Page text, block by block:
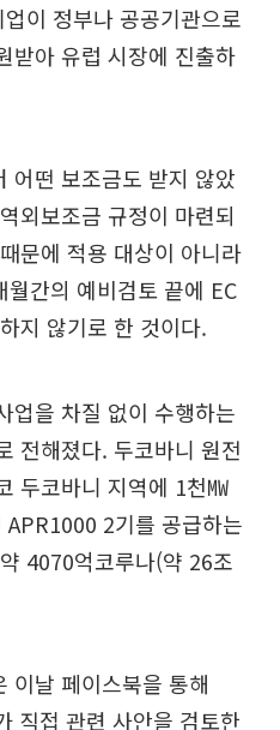
이 정부나 공공기관으로
받아 유럽 시장에 진출하
어떤 보조금도 받지 않았
외보조금 규정이 마련되
문에 적용 대상이 아니라
간의 예비검토 끝에 EC
지 않기로 한 것이다.
업을 차질 없이 수행하는
전해졌다. 두코바니 원전
두코바니 지역에 1천㎿
2기를 공급하는
4070억코루나(약 26조
이날 페이스북을 통해
직접 관련 사안을 검토한